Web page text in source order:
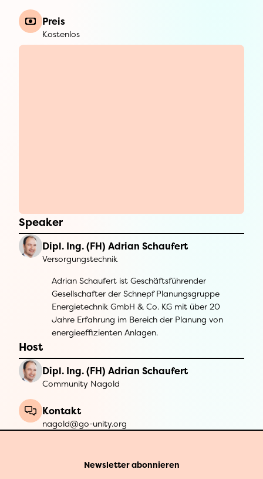
Preis
Kostenlos
Speaker
Dipl. Ing. (FH) Adrian Schaufert
Versorgungstechnik
Adrian Schaufert ist Geschäftsführender
Gesellschafter der Schnepf Planungsgruppe
Energietechnik GmbH & Co. KG mit über 20
Jahre Erfahrung im Bereich der Planung von
energieeffizienten Anlagen.
Host
Dipl. Ing. (FH) Adrian Schaufert
Community Nagold
Kontakt
nagold@go-unity.org
Newsletter abonnieren